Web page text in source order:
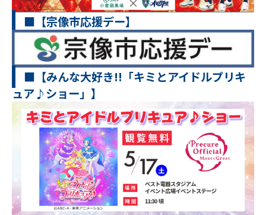
■【宗像市応援デー】
■【みんな大好き!!「キミとアイドルプリキ
ュア♪ショー」】